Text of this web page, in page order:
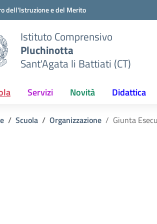
dell'Istruzione e del Merito
Istituto Comprensivo
Pluchinotta
Sant'Agata li Battiati (CT)
Servizi Novità Didattica
Scuola Organizzazione Giunta